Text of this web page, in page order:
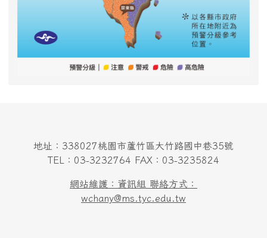
地址：338027桃園市蘆竹區大竹路國中巷35號
TEL：03-3232764 FAX：03-3235824
網站維護：資訊組 聯絡方式：
wchany@ms.tyc.edu.tw